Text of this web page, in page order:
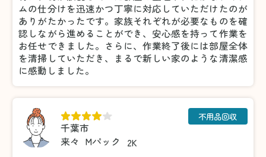
ムの仕分けを迅速かつ丁寧に対応していただけたのが
ありがたかったです。家族それぞれが必要なものを確
認しながら進めることができ、安心感を持って作業を
お任せできました。さらに、作業終了後には部屋全体
を清掃していただき、まるで新しい家のような清潔感
に感動しました。
千葉市
来々 Mパック 2K
不用品回収